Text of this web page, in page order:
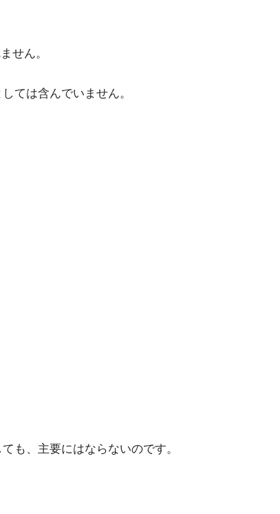
せん。
ては含んでいません。
も、主要にはならないのです。